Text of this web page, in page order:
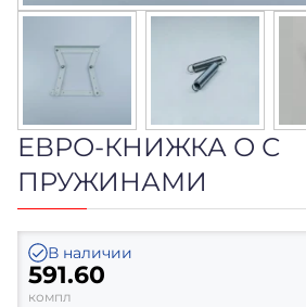
ЕВРО-КНИЖКА О С
ПРУЖИНАМИ
В наличии
591.60
компл